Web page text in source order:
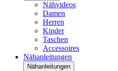
Nähvideos
Damen
Herren
Kinder
Taschen
Accessoires
Nähanleitungen
Nähanleitungen